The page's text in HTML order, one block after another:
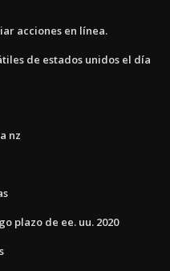
acciones en línea.
de estados unidos el día
nz
plazo de ee. uu. 2020